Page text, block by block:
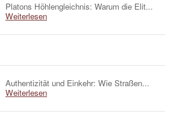
Platons Höhlengleichnis: Warum die Elit...
Weiterlesen
Authentizität und Einkehr: Wie Straßen...
Weiterlesen